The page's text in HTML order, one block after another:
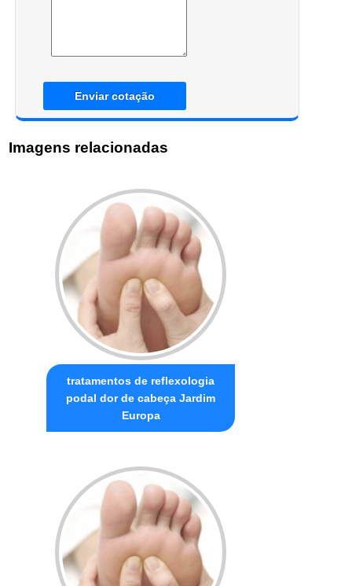
Enviar cotação
Imagens relacionadas
tratamentos de reflexologia
podal dor de cabeça Jardim
Europa